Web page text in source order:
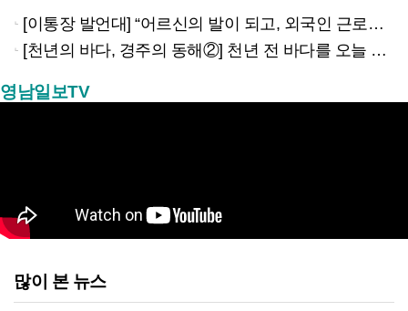
[이통장 발언대] “어르신의 발이 되고, 외국인 근로자의 벗이 되고”…박상철 이장의 ‘사람 농사’
[천년의 바다, 경주의 동해②] 천년 전 바다를 오늘 만나는 방법
영남일보TV
많이 본 뉴스